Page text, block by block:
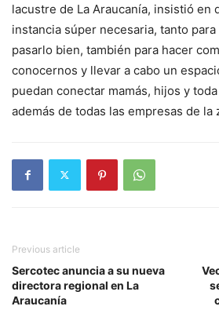
lacustre de La Araucanía, insistió en
instancia súper necesaria, tanto
pasarlo bien, también para hacer
conocernos y llevar a cabo un
puedan conectar mamás, hijos y
además de todas las empresas de la
Previous article
Sercotec anuncia a su nueva
directora regional en La
Araucanía